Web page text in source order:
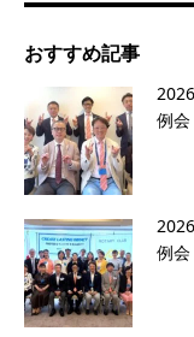
おすすめ記事
例会
例会